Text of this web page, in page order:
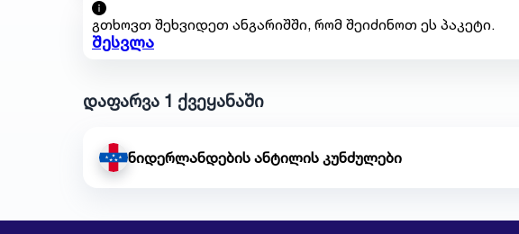
გთხოვთ შეხვიდეთ ანგარიშში, რომ შეიძინოთ ეს პაკეტი.
შესვლა
დაფარვა 1 ქვეყანაში
ნიდერლანდების ანტილის კუნძულები